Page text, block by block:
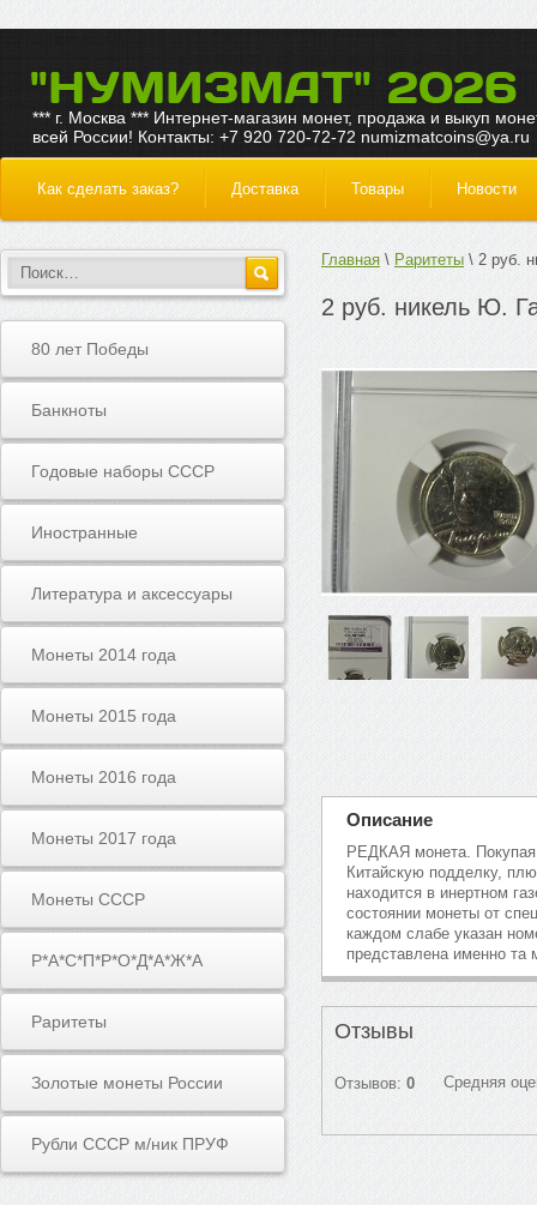
"НУМИЗМАТ" 2026
*** г. Москва *** Интернет-магазин монет, продажа и выкуп
всей России! Контакты: +7 920 720-72-72 numizmatcoins@ya.ru
Как сделать заказ? Доставка Товары Новости
80 лет Победы
Банкноты
Годовые наборы СССР
Иностранные
Литература и аксессуары
Монеты 2014 года
Монеты 2015 года
Монеты 2016 года
Монеты 2017 года
Монеты СССР
Р*А*С*П*Р*О*Д*А*Ж*А
Раритеты
Золотые монеты России
Рубли СССР м/ник ПРУФ
Главная Раритеты 2 руб.
2 руб. никель Ю.
Описание
РЕДКАЯ монета.
Китайскую подделку,
находится в инертном
состоянии монеты от
каждом слабе указан
представлена именно та
Отзывы
Отзывов: 0 Средняя